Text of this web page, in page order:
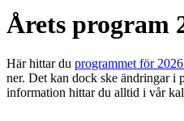
Årets program
Här hittar du programmet för 2026
ner. Det kan dock ske ändringar i
information hittar du alltid i vår